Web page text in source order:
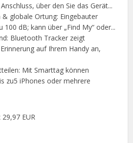
über den Sie das Gerät...
globale Ortung: Eingebauter
100 dB; kann über „Find My“ oder...
Bluetooth Tracker zeigt
auf Ihrem Handy an,
Mit Smarttag können
zu5 iPhones oder mehrere
29,97 EUR